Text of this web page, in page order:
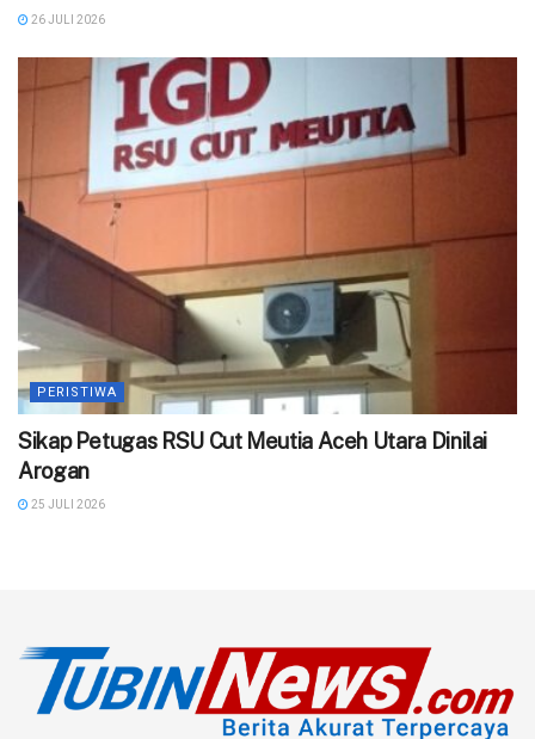
26 JULI 2026
PERISTIWA
‎Sikap Petugas RSU Cut Meutia Aceh Utara Dinilai
Arogan
25 JULI 2026